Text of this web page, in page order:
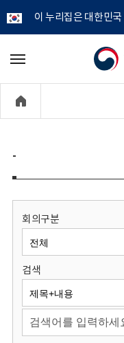
이 누리집은 대한민
개
정
보
원
회
메
기
-
회의구분
검색